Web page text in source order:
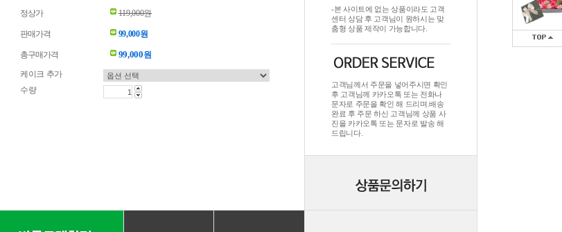
정상가 119,000원
판매가격 99,000원
총구매가격 99,000원
케이크 추가
수량
-본 사이트에 없는 상품이라도 고객
센터 상담 후 고객님이 원하시는 맞
춤형 상품 제작이 가능합니다.
고객님께서 주문을 넣어주시면 확인
후 고객님께 카카오톡 또는 전화나
문자로 주문을 확인 해 드리며.배송
완료 후 주문 하신 고객님께 상품 사
진을 카카오톡 또는 문자로 발송 해
드립니다.